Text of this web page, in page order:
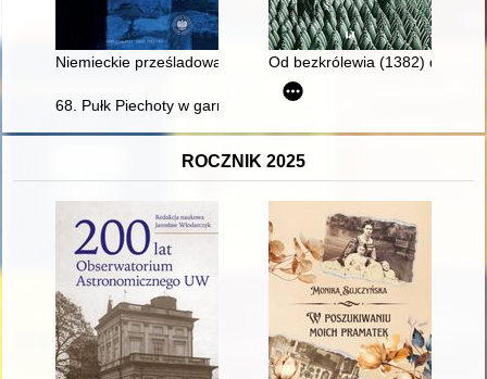
Niemieckie prześladowania i represje stosowane wobec
Od bezkrólewia (1382) do
68. Pułk Piechoty w garnizonie Września
ROCZNIK 2025